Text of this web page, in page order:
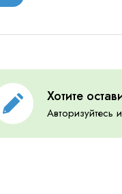
Хотите
Авторизуйтесь